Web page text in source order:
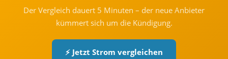
Der Vergleich dauert 5 Minuten – der neue Anbieter
kümmert sich um die Kündigung.
⚡ Jetzt Strom vergleichen